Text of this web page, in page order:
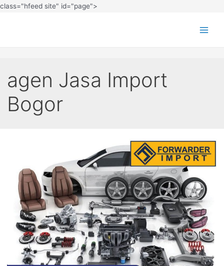
class="hfeed site" id="page">
agen Jasa Import
Bogor